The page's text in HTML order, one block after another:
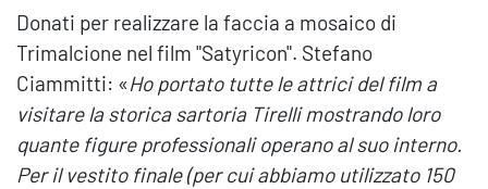
Donati per realizzare la faccia a mosaico di
Trimalcione nel film "Satyricon". Stefano
Ciammitti: «Ho portato tutte le attrici del film a
visitare la storica sartoria Tirelli mostrando loro
quante figure professionali operano al suo interno.
Per il vestito finale (per cui abbiamo utilizzato 150